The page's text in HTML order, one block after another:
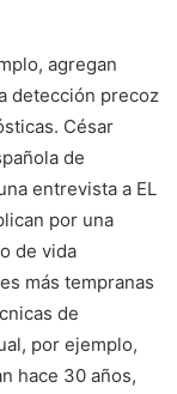
agregan
detección precoz
César
de
entrevista a EL
por una
de vida
más tempranas
de
por ejemplo,
hace 30 años,